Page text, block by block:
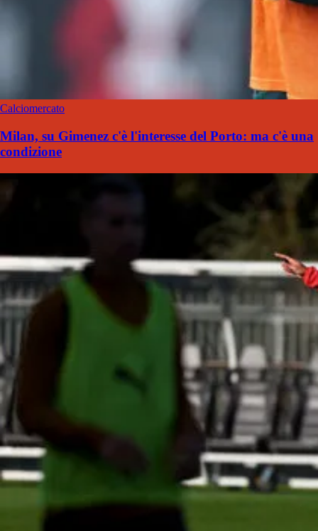
Calciomercato
Milan, su Gimenez c'è l'interesse del Porto: ma c'è una
condizione